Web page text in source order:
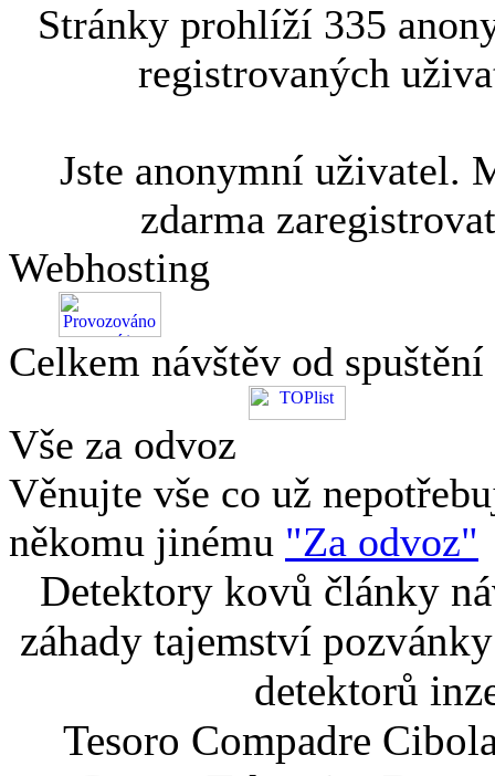
Stránky prohlíží 335
registrovaných
Jste anonymní uživatel.
zdarma
Webhosting
Celkem návštěv od
Vše za odvoz
Věnujte vše co už
někomu jinému "Za odvoz"
Detektory kovů články
záhady tajemství
detektorů
Tesoro Compadre